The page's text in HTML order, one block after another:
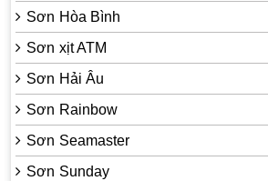
Sơn Hòa Bình
Sơn xịt ATM
Sơn Hải Âu
Sơn Rainbow
Sơn Seamaster
Sơn Sunday